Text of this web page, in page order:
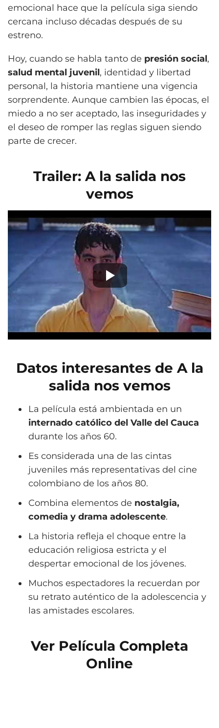
emocional hace que la película siga siendo
cercana incluso décadas después de su
estreno.
Hoy, cuando se habla tanto de presión social,
salud mental juvenil, identidad y libertad
personal, la historia mantiene una vigencia
sorprendente. Aunque cambien las épocas, el
miedo a no ser aceptado, las inseguridades y
el deseo de romper las reglas siguen siendo
parte de crecer.
Trailer: A la salida nos
vemos
Datos interesantes de A la
salida nos vemos
La película está ambientada en un
internado católico del Valle del Cauca
durante los años 60.
Es considerada una de las cintas
juveniles más representativas del cine
colombiano de los años 80.
Combina elementos de nostalgia,
comedia y drama adolescente.
La historia refleja el choque entre la
educación religiosa estricta y el
despertar emocional de los jóvenes.
Muchos espectadores la recuerdan por
su retrato auténtico de la adolescencia y
las amistades escolares.
Ver Película Completa
Online